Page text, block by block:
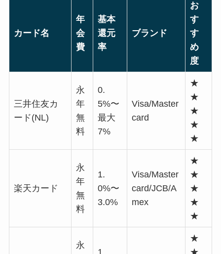
カード名
年
会
費
基本
還元
率
ブランド
お
す
す
め
度
三井住友カ
ード(NL)
永
年
無
料
0.
5%〜
最大
7%
Visa/Master
card
★
★
★
★
★
楽天カード
永
年
無
料
1.
0%〜
3.0%
Visa/Master
card/JCB/A
mex
★
★
★
★
★
永
★